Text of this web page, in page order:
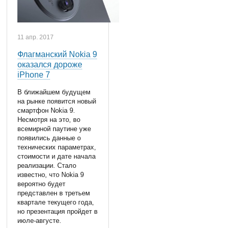
11 апр. 2017
Флагманский Nokia 9
оказался дороже
iPhone 7
В ближайшем будущем
на рынке появится новый
смартфон Nokia 9.
Несмотря на это, во
всемирной паутине уже
появились данные о
технических параметрах,
стоимости и дате начала
реализации. Стало
известно, что Nokia 9
вероятно будет
представлен в третьем
квартале текущего года,
но презентация пройдет в
июле-августе.